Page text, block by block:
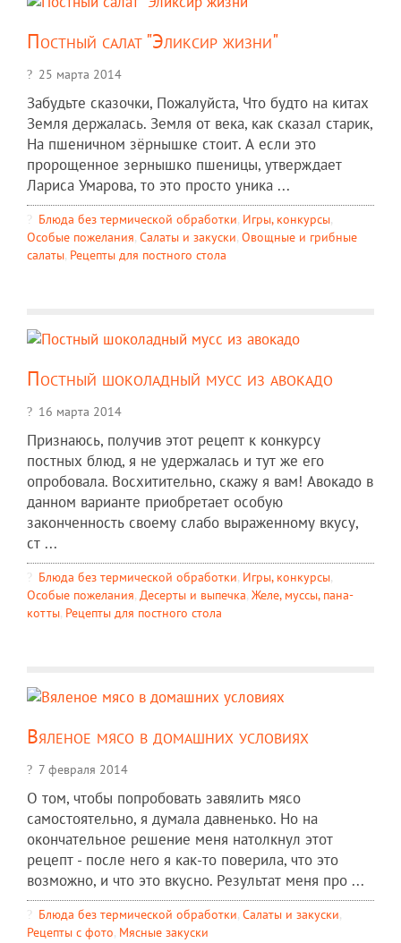
Постный салат "Эликсир жизни"
25 марта 2014
Забудьте сказочки, Пожалуйста, Что будто на китах
Земля держалась. Земля от века, как сказал старик,
На пшеничном зёрнышке стоит. А если это
пророщенное зернышко пшеницы, утверждает
Лариса Умарова, то это просто уника ...
Блюда без термической обработки, Игры, конкурсы,
Особые пожелания, Салаты и закуски, Овощные и грибные
салаты, Рецепты для постного стола
Постный шоколадный мусс из авокадо
16 марта 2014
Признаюсь, получив этот рецепт к конкурсу
постных блюд, я не удержалась и тут же его
опробовала. Восхитительно, скажу я вам! Авокадо в
данном варианте приобретает особую
законченность своему слабо выраженному вкусу,
ст ...
Блюда без термической обработки, Игры, конкурсы,
Особые пожелания, Десерты и выпечка, Желе, муссы, пана-
котты, Рецепты для постного стола
Вяленое мясо в домашних условиях
7 февраля 2014
О том, чтобы попробовать завялить мясо
самостоятельно, я думала давненько. Но на
окончательное решение меня натолкнул этот
рецепт - после него я как-то поверила, что это
возможно, и что это вкусно. Результат меня про ...
Блюда без термической обработки, Салаты и закуски,
Рецепты c фото, Мясные закуски